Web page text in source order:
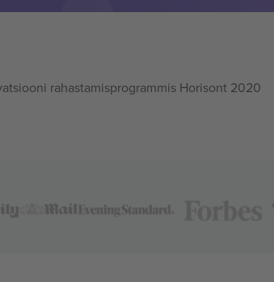
rahastamisprogrammis Horisont 2020